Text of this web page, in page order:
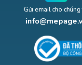
Gửi email cho chúng